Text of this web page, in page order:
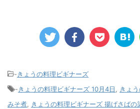
-きょうの料理ビギナーズ
-きょうの料理ビギナーズ 10月4日
きょ
みそ煮
きょうの料理ビギナーズ 揚げさばの